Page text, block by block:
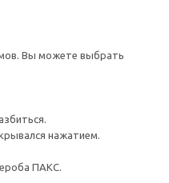
Вы можете выбрать
нажатием.
ПАКС.